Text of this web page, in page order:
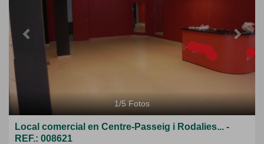
1/5Fotos
Local comercial en Centre-Passeig i Rodalies... -
REF.: 008621